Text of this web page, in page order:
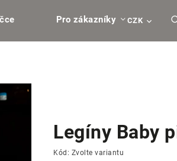
CZK
Pro zákazníky
Legíny Baby
Kód: Zvolte variantu